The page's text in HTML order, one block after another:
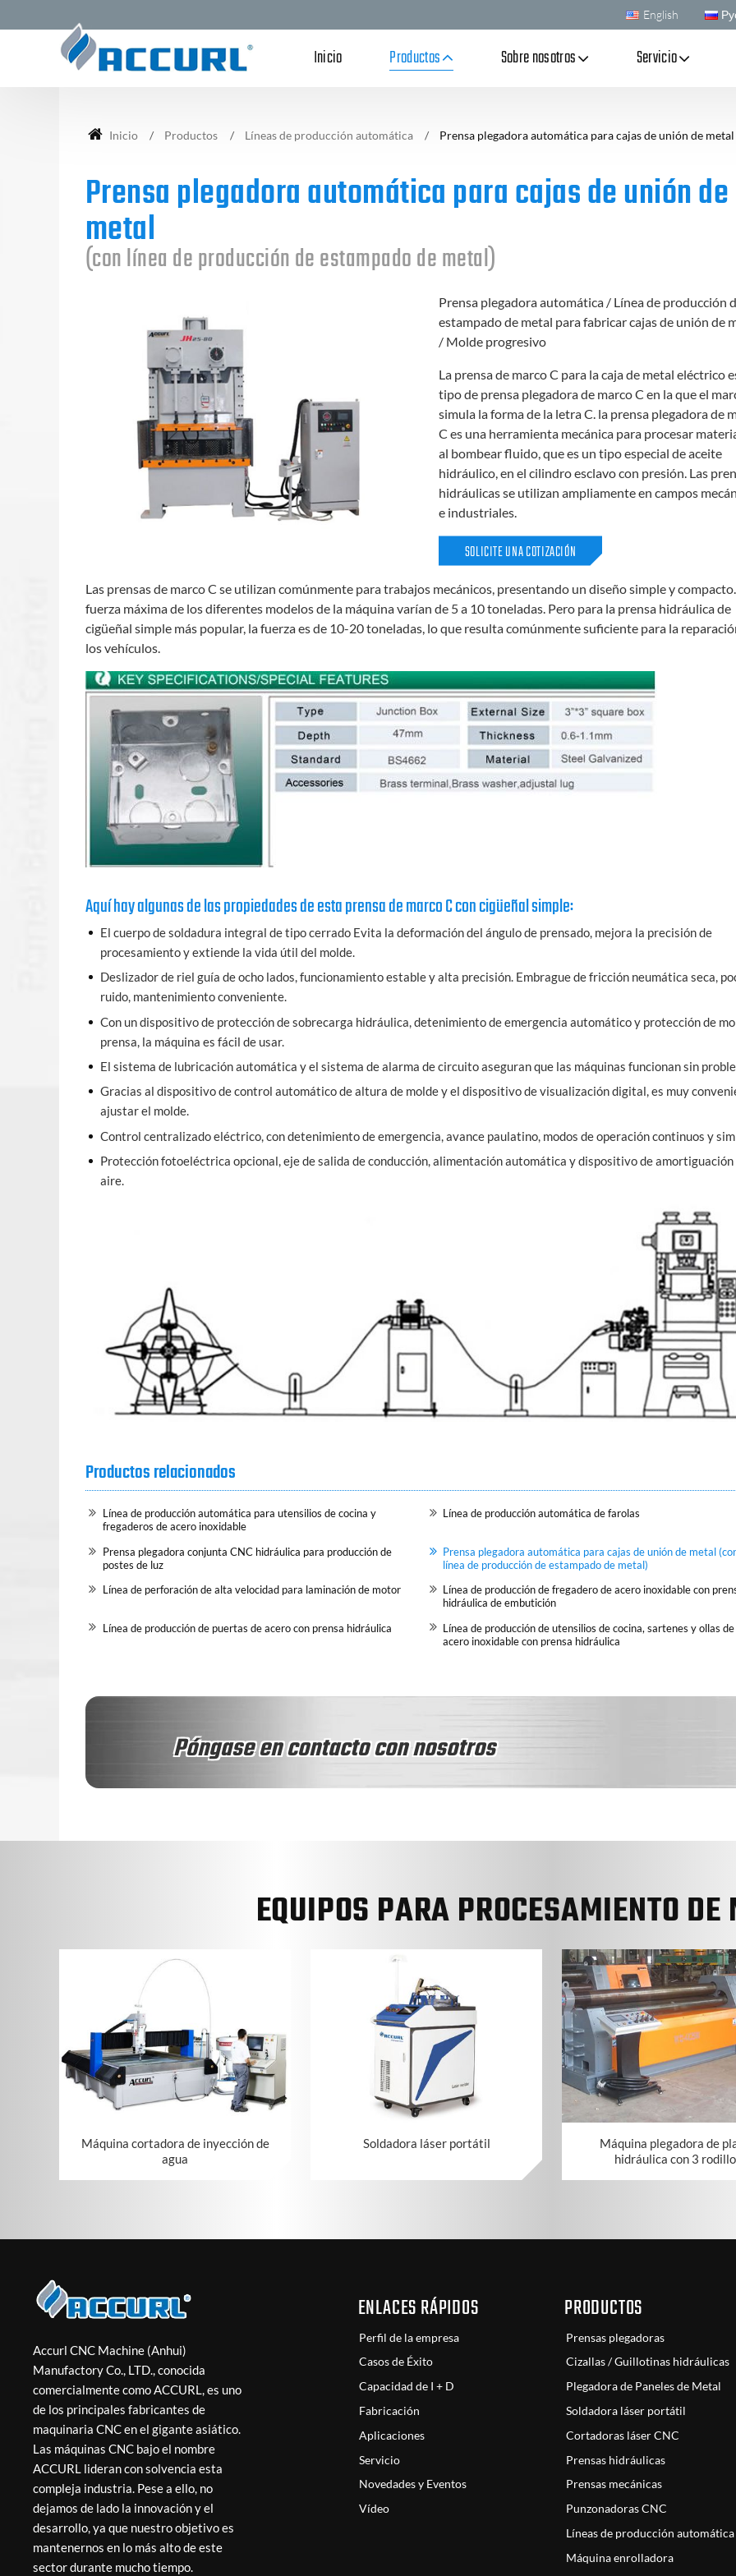
English
Inicio Productos Sobre nosotros Servicio
Inicio Productos Líneas de producción automática Prensa plegadora automática para cajas de unión de
Prensa plegadora automática para cajas de unión de
metal
(con línea de producción de estampado de metal)
Prensa plegadora automática / Línea de producción
estampado de metal para fabricar cajas de unión de
/ Molde progresivo
La prensa de marco C para la caja de metal eléctrico
tipo de prensa plegadora de marco C en la que el
simula la forma de la letra C. la prensa plegadora de
C es una herramienta mecánica para procesar
al bombear fluido, que es un tipo especial de aceite
hidráulico, en el cilindro esclavo con presión. Las
hidráulicas se utilizan ampliamente en campos
e industriales.
SOLICITE UNA COTIZACIÓN
Las prensas de marco C se utilizan comúnmente para trabajos mecánicos, presentando un diseño simple y
fuerza máxima de los diferentes modelos de la máquina varían de 5 a 10 toneladas. Pero para la prensa hidráulica de
cigüeñal simple más popular, la fuerza es de 10-20 toneladas, lo que resulta comúnmente suficiente para la
los vehículos.
Aquí hay algunas de las propiedades de esta prensa de marco C con cigüeñal simple:
El cuerpo de soldadura integral de tipo cerrado Evita la deformación del ángulo de prensado, mejora la precisión de
procesamiento y extiende la vida útil del molde.
Deslizador de riel guía de ocho lados, funcionamiento estable y alta precisión. Embrague de fricción neumática seca,
ruido, mantenimiento conveniente.
Con un dispositivo de protección de sobrecarga hidráulica, detenimiento de emergencia automático y protección de
prensa, la máquina es fácil de usar.
El sistema de lubricación automática y el sistema de alarma de circuito aseguran que las máquinas funcionan sin
Gracias al dispositivo de control automático de altura de molde y el dispositivo de visualización digital, es muy
ajustar el molde.
Control centralizado eléctrico, con detenimiento de emergencia, avance paulatino, modos de operación continuos y
Protección fotoeléctrica opcional, eje de salida de conducción, alimentación automática y dispositivo de amortiguación
aire.
Productos relacionados
Línea de producción automática para utensilios de cocina y
fregaderos de acero inoxidable
Línea de producción automática de farolas
Prensa plegadora conjunta CNC hidráulica para producción de
postes de luz
Prensa plegadora automática para cajas de unión de metal
línea de producción de estampado de metal)
Línea de perforación de alta velocidad para laminación de motor
Línea de producción de fregadero de acero inoxidable con
hidráulica de embutición
Línea de producción de puertas de acero con prensa hidráulica
Línea de producción de utensilios de cocina, sartenes y ollas de
acero inoxidable con prensa hidráulica
Póngase en contacto con nosotros
EQUIPOS PARA PROCESAMIENTO DE
Máquina cortadora de inyección de
agua
Soldadora láser portátil
Máquina plegadora de
hidráulica con 3
Accurl CNC Machine (Anhui)
Manufactory Co., LTD., conocida
comercialmente como ACCURL, es uno
de los principales fabricantes de
maquinaria CNC en el gigante asiático.
Las máquinas CNC bajo el nombre
ACCURL lideran con solvencia esta
compleja industria. Pese a ello, no
dejamos de lado la innovación y el
desarrollo, ya que nuestro objetivo es
mantenernos en lo más alto de este
sector durante mucho tiempo.
ENLACES RÁPIDOS
Perfil de la empresa
Casos de Éxito
Capacidad de I + D
Fabricación
Aplicaciones
Servicio
Novedades y Eventos
Vídeo
PRODUCTOS
Prensas plegadoras
Cizallas / Guillotinas hidráulicas
Plegadora de Paneles de Metal
Soldadora láser portátil
Cortadoras láser CNC
Prensas hidráulicas
Prensas mecánicas
Punzonadoras CNC
Líneas de producción automática
Máquina enrolladora